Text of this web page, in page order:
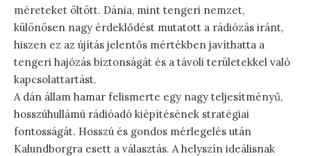
méreteket öltött. Dánia, mint tengeri nemzet,
különösen nagy érdeklődést mutatott a rádiózás iránt,
hiszen ez az újítás jelentős mértékben javíthatta a
tengeri hajózás biztonságát és a távoli területekkel való
kapcsolattartást.
A dán állam hamar felismerte egy nagy teljesítményű,
hosszúhullámú rádióadó kiépítésének stratégiai
fontosságát. Hosszú és gondos mérlegelés után
Kalundborgra esett a választás. A helyszín ideálisnak